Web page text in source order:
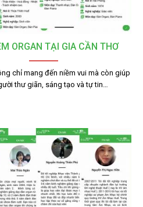
ORGAN TẠI GIA CẦN THƠ
chỉ mang đến niềm vui mà còn giúp
thư giãn, sáng tạo và tự tin…